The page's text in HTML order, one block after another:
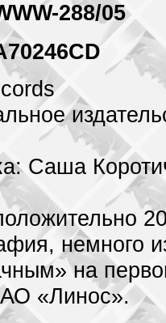
288/05
Саша
немного
на
«Линос».